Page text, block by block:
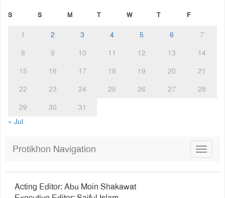
S S M T W T F
1 2 3 4 5 6
7
8
9 10 11 12 13
14
15
16 17 18 19 20
21
22
23 24 25 26 27
28
29
30
31
« Jul
Toggle
Protikhon Navigation
Acting Editor: Abu Moin Shakawat